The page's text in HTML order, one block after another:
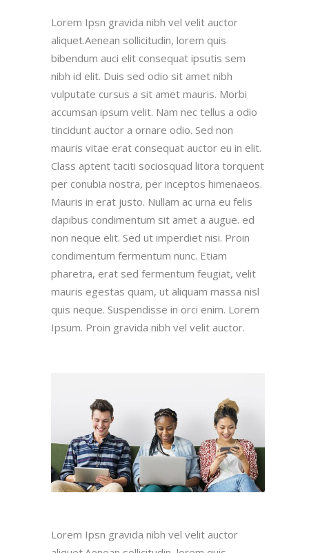
Lorem Ipsn gravida nibh vel velit auctor
aliquet.Aenean sollicitudin, lorem quis
bibendum auci elit consequat ipsutis sem
nibh id elit. Duis sed odio sit amet nibh
vulputate cursus a sit amet mauris. Morbi
accumsan ipsum velit. Nam nec tellus a odio
tincidunt auctor a ornare odio. Sed non
mauris vitae erat consequat auctor eu in elit.
Class aptent taciti sociosquad litora torquent
per conubia nostra, per inceptos himenaeos.
Mauris in erat justo. Nullam ac urna eu felis
dapibus condimentum sit amet a augue. ed
non neque elit. Sed ut imperdiet nisi. Proin
condimentum fermentum nunc. Etiam
pharetra, erat sed fermentum feugiat, velit
mauris egestas quam, ut aliquam massa nisl
quis neque. Suspendisse in orci enim. Lorem
Ipsum. Proin gravida nibh vel velit auctor.
Lorem Ipsn gravida nibh vel velit auctor